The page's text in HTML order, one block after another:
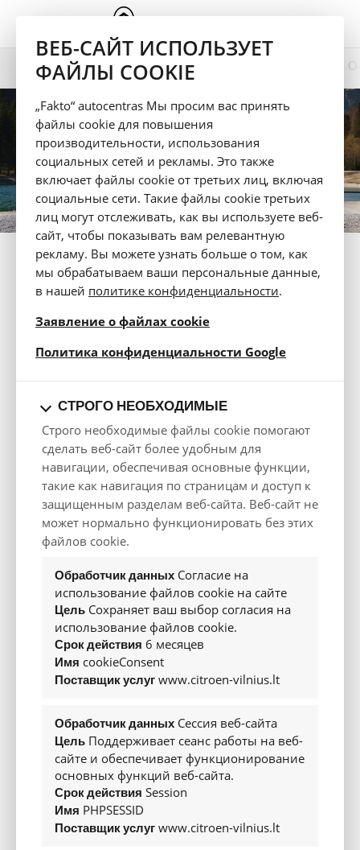
ВЕБ-САЙТ ИСПОЛЬЗУЕТ
ФАЙЛЫ COOKIE
„Fakto“ autocentras Мы просим вас принять
файлы cookie для повышения
производительности, использования
социальных сетей и рекламы. Это также
включает файлы cookie от третьих лиц, включая
социальные сети. Такие файлы cookie третьих
лиц могут отслеживать, как вы используете веб-
сайт, чтобы показывать вам релевантную
рекламу. Вы можете узнать больше о том, как
мы обрабатываем ваши персональные данные,
в нашей политике конфиденциальности.
Заявление о файлах cookie
Политика конфиденциальности Googleopens in a
СТРОГО НЕОБХОДИМЫЕ
Строго необходимые файлы cookie помогают
сделать веб-сайт более удобным для
навигации, обеспечивая основные функции,
такие как навигация по страницам и доступ к
защищенным разделам веб-сайта. Веб-сайт не
может нормально функционировать без этих
файлов cookie.
Обработчик данных Согласие на
использование файлов cookie на сайте
Цель Сохраняет ваш выбор согласия на
использование файлов cookie.
Срок действия 6 месяцев
Имя cookieConsent
Поставщик услуг www.citroen-vilnius.lt
Обработчик данных Сессия веб-сайта
Цель Поддерживает сеанс работы на веб-
сайте и обеспечивает функционирование
основных функций веб-сайта.
Срок действия Session
Имя PHPSESSID
Поставщик услуг www.citroen-vilnius.lt
C5 Aircross Презентация Цвет
ТЕХНИЧЕСКИЕ ДАННЫЕ И
ОБОРУДОВАНИЕHYBRID 145 E-
DCS6 YOU
Тест-драйв
Предложение
Технические данные
Двигатель
Тип двигателя
Рабочий объем, см³
Макс. мощность, кВт/л.с./об/мин
100 / 136
Коробка передач
Тип привода
Передний
Максимальная мощность электромотора (кВт/л.с.)